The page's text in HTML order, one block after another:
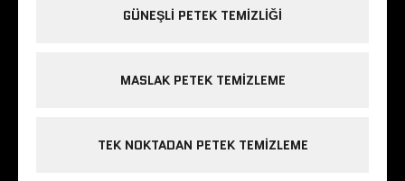
GÜNEŞLI PETEK TEMIZLIĞI
MASLAK PETEK TEMIZLEME
TEK NOKTADAN PETEK TEMIZLEME